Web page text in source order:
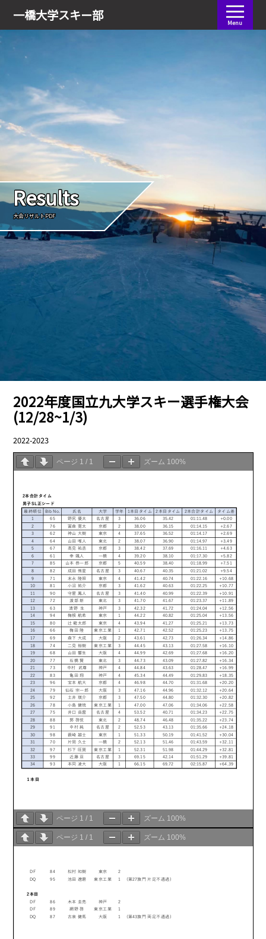
一橋大学スキー部 Menu
会員ログイン
Results
大会リザルトPDF
2022年度国立九大学スキー選手権大会
(12/28~1/3)
2022-2023
ページ 1 / 1 ズーム 100%
ページ 1 / 1 ズーム 100%
ページ 1 / 1 ズーム 100%